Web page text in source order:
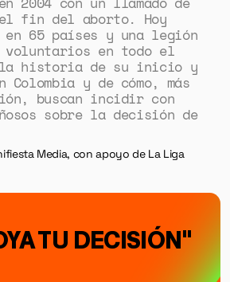
HUMANOS
CLIMÁTICA
fin del aborto. Hoy
65 países y una legión
voluntarios en todo el
la historia de su inicio y
Colombia y de cómo, más
buscan incidir con
sobre la decisión de
Media, con apoyo de La Liga
TU DECISIÓN"